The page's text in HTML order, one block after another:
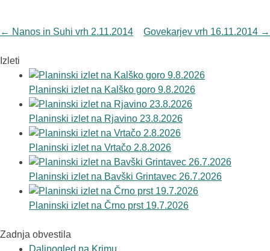
Navigacija objav
← Nanos in Suhi vrh 2.11.2014 Govekarjev vrh 16.11.2014 →
Izleti
Planinski izlet na Kalško goro 9.8.2026
Planinski izlet na Rjavino 23.8.2026
Planinski izlet na Vrtačo 2.8.2026
Planinski izlet na Bavški Grintavec 26.7.2026
Planinski izlet na Črno prst 19.7.2026
Zadnja obvestila
Daljnogled na Krimu